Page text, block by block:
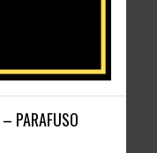
PARAFUSO